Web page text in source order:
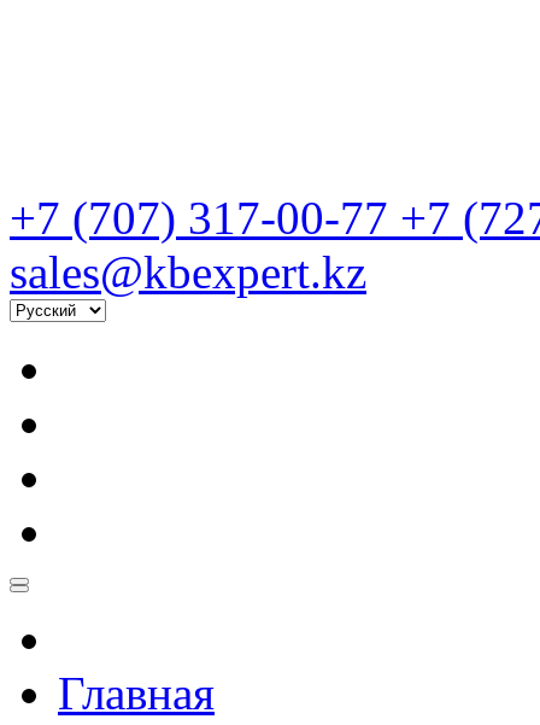
+7 (707) 317-00-77 +7
sales@kbexpert.kz
Главная